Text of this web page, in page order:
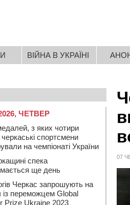
ВІЙНА В УКРАЇНІ
07
ЧЕТВЕР
з яких чотири
черкаські спортсмени
на чемпіонаті України
спека
ще день
Черкас запрошують на
із переможцем Global
Prize Ukraine 2023